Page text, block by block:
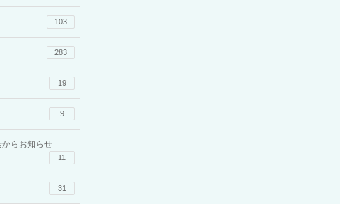
103
283
19
9
らお知らせ
11
31